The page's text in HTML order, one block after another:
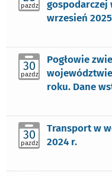
pazdz
gospodarczej
wrzesień
30
pazdz
Pogłowie
roku. Dane
30
pazdz
Transport w
2024 r.